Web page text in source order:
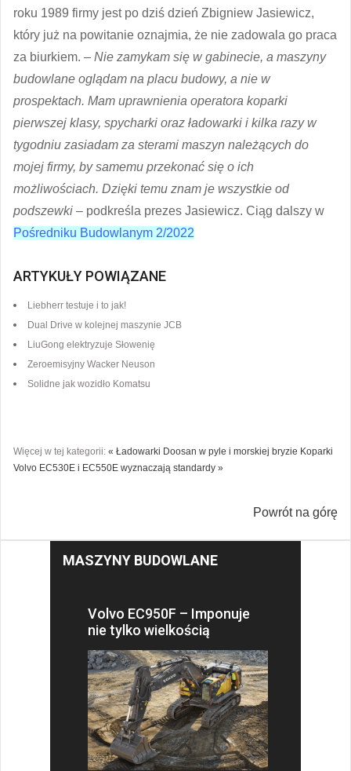
roku 1989 firmy jest po dziś dzień Zbigniew Jasiewicz,
który już na powitanie oznajmia, że nie zadowala go praca
za biurkiem. – Nie zamykam się w gabinecie, a maszyny
budowlane oglądam na placu budowy, a nie w
prospektach. Mam uprawnienia operatora koparki
pierwszej klasy, spycharki oraz ładowarki i kilka razy w
tygodniu zasiadam za sterami maszyn należących do
mojej firmy, by samemu przekonać się o ich
możliwościach. Dzięki temu znam je wszystkie od
podszewki – podkreśla prezes Jasiewicz. Ciąg dalszy w
Pośredniku Budowlanym 2/2022
ARTYKUŁY POWIĄZANE
Liebherr testuje i to jak!
Dual Drive w kolejnej maszynie JCB
LiuGong elektryzuje Słowenię
Zeroemisyjny Wacker Neuson
Solidne jak wozidło Komatsu
Więcej w tej kategorii: « Ładowarki Doosan w pyle i morskiej bryzie Koparki
Volvo EC530E i EC550E wyznaczają standardy »
Powrót na górę
MASZYNY BUDOWLANE
Volvo EC950F – Imponuje
nie tylko wielkością